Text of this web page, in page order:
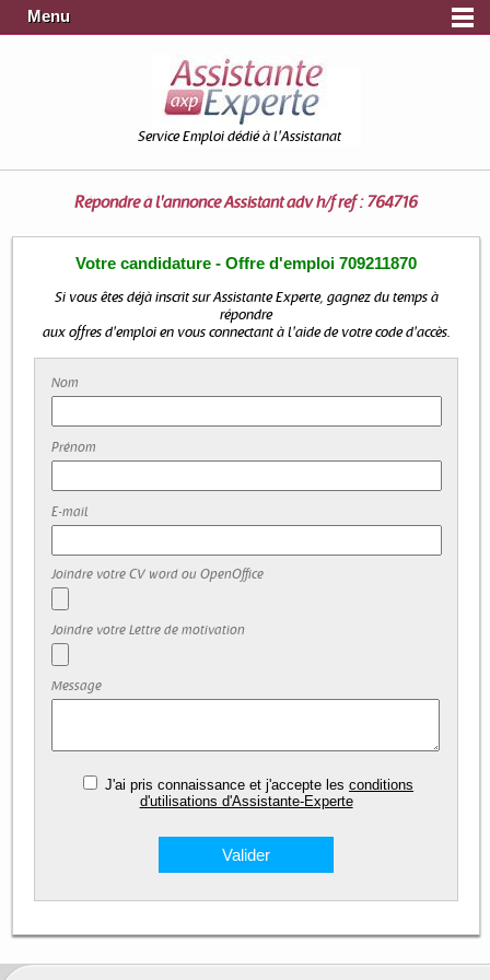
Menu
Service Emploi dédié à l'Assistanat
Répondre à l'annonceAssistant adv h/f ref : 764716
Votre candidature - Offre d'emploi 709211870
Si vous êtes déjà inscrit sur Assistante Experte, gagnez du temps à
répondre
aux offres d'emploi en vous connectant à l'aide de votre code d'accès.
Nom
Prénom
E-mail
Joindre votre CV word ou OpenOffice
Joindre votre Lettre de motivation
Message
J'ai pris connaissance et j'accepte lesconditions
d'utilisations d'Assistante-Experte